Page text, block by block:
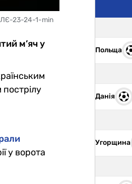
ЛЄ-23-24-1-min
м’яч у
у ворота
Польща
Данія
Угорщина